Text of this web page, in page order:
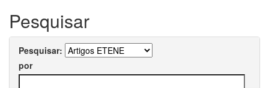
Pesquisar
Pesquisar:
por